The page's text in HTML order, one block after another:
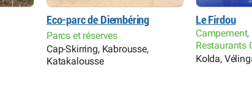
Eco-parc de Diembéring
Parcs et réserves
Cap-Skirring, Kabrousse,
Katakalousse
Le Firdou
Campement,
Restaurants
Kolda,